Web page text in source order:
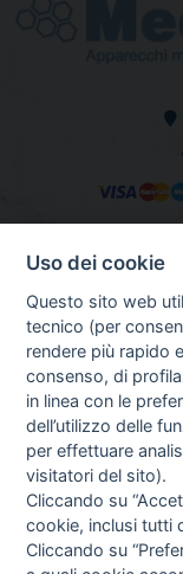
Uso dei cookie
Questo sito web
tecnico (per
rendere più rapido
consenso, di
in linea con le
dell’utilizzo delle
per effettuare
visitatori del sito).
Cliccando su
cookie, inclusi tutti
Cliccando su